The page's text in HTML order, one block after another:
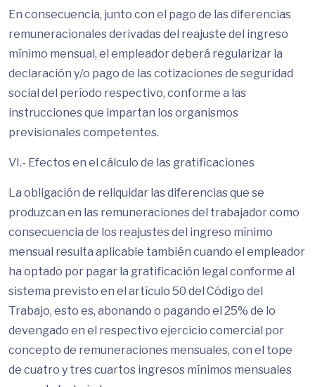
En consecuencia, junto con el pago de las diferencias
remuneracionales derivadas del reajuste del ingreso
mínimo mensual, el empleador deberá regularizar la
declaración y/o pago de las cotizaciones de seguridad
social del período respectivo, conforme a las
instrucciones que impartan los organismos
previsionales competentes.
VI.- Efectos en el cálculo de las gratificaciones
La obligación de reliquidar las diferencias que se
produzcan en las remuneraciones del trabajador como
consecuencia de los reajustes del ingreso mínimo
mensual resulta aplicable también cuando el empleador
ha optado por pagar la gratificación legal conforme al
sistema previsto en el artículo 50 del Código del
Trabajo, esto es, abonando o pagando el 25% de lo
devengado en el respectivo ejercicio comercial por
concepto de remuneraciones mensuales, con el tope
de cuatro y tres cuartos ingresos mínimos mensuales